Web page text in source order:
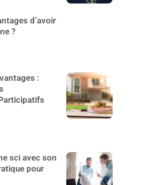
d’avoir
?
:
sci avec son
pour